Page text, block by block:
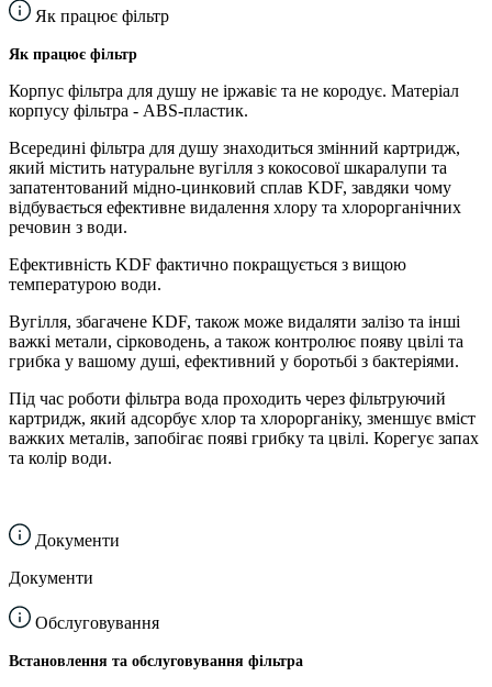
Як працює фільтр
Як працює фільтр
Корпус фільтра для душу не іржавіє та не кородує. Матеріал
корпусу фільтра - ABS-пластик.
Всередині фільтра для душу знаходиться змінний картридж,
який містить натуральне вугілля з кокосової шкаралупи та
запатентований мідно-цинковий сплав KDF, завдяки чому
відбувається ефективне видалення хлору та хлорорганічних
речовин з води.
Ефективність KDF фактично покращується з вищою
температурою води.
Вугілля, збагачене KDF, також може видаляти залізо та інші
важкі метали, сірководень, а також контролює появу цвілі та
грибка у вашому душі, ефективний у боротьбі з бактеріями.
Під час роботи фільтра вода проходить через фільтруючий
картридж, який адсорбує хлор та хлорорганіку, зменшує вміст
важких металів, запобігає появі грибку та цвілі. Корегує запах
та колір води.
Документи
Документи
Обслуговування
Встановлення та обслуговування фільтра